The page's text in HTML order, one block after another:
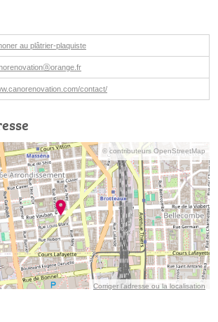
au plâtrier-plaquiste
contact/
© contributeurs OpenStreetMap
Corriger l’adresse ou la localisation